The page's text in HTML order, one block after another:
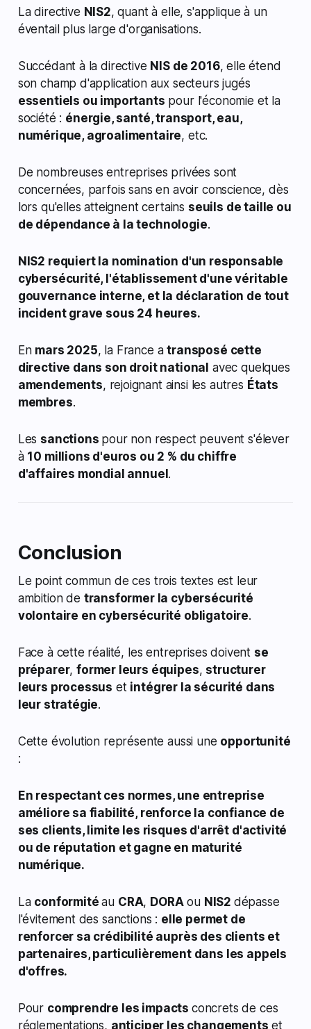
La directive NIS2, quant à elle, s'applique à un
éventail plus large d'organisations.
Succédant à la directive NIS de 2016, elle étend
son champ d'application aux secteurs jugés
essentiels ou importants pour l'économie et la
société : énergie, santé, transport, eau,
numérique, agroalimentaire, etc.
De nombreuses entreprises privées sont
concernées, parfois sans en avoir conscience, dès
lors qu'elles atteignent certains seuils de taille ou
de dépendance à la technologie.
NIS2 requiert la nomination d'un responsable
cybersécurité, l'établissement d'une véritable
gouvernance interne, et la déclaration de tout
incident grave sous 24 heures.
En mars 2025, la France atransposé cette
directive dans son droit national avec quelques
amendements, rejoignant ainsi les autres États
membres.
Les sanctions pour non respect peuvent s'élever
à 10 millions d'euros ou 2 % du chiffre
d'affaires mondial annuel.
Conclusion
Le point commun de ces trois textes est leur
ambition de transformer la cybersécurité
volontaire en cybersécurité obligatoire.
Face à cette réalité, les entreprises doivent se
préparer,former leurs équipes, structurer
leurs processus et intégrer la sécurité dans
leur stratégie.
Cette évolution représente aussi une opportunité
:
En respectant ces normes, une entreprise
améliore sa fiabilité, renforce la confiance de
ses clients, limite les risques d'arrêt d'activité
ou de réputation et gagne en maturité
numérique.
La conformitéau CRA, DORAou NIS2 dépasse
l'évitement des sanctions : elle permet de
renforcer sa crédibilité auprès des clients et
partenaires, particulièrement dans les appels
d'offres.
Pour comprendre les impacts concrets de ces
réglementations, anticiper les changements et